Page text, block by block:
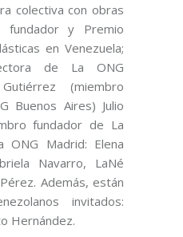
colectiva con obras
fundador y Premio
en Venezuela;
de La ONG
(miembro
Buenos Aires) Julio
fundador de La
ONG Madrid: Elena
Navarro, LaNé
Además, están
invitados:
Hernández.